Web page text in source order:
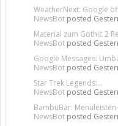
WeatherNext: Google
NewsBot posted
Material zum Gothic 2
NewsBot posted
Google Messages:
NewsBot posted
Star Trek Legends:...
NewsBot posted
BambuBar:
NewsBot posted